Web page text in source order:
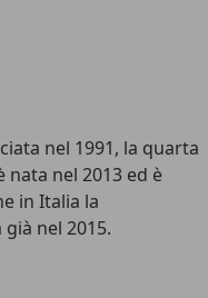
nel 1991, la quarta
nel 2013 ed è
in Italia la
nel 2015.